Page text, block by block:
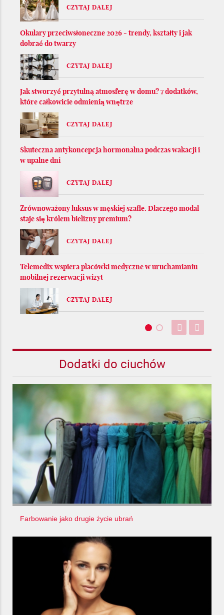
CZYTAJ DALEJ
Okulary przeciwsłoneczne 2026 - trendy, kształty i jak
dobrać do twarzy
CZYTAJ DALEJ
Jak stworzyć przytulną atmosferę w domu? 7 dodatków,
które całkowicie odmienią wnętrze
CZYTAJ DALEJ
Skuteczna antykoncepcja hormonalna podczas wakacji i
w upalne dni
CZYTAJ DALEJ
Zrównoważony luksus w męskiej szafie. Dlaczego modal
staje się królem bielizny premium?
CZYTAJ DALEJ
Telemedix wspiera placówki medyczne w uruchamianiu
mobilnej rezerwacji wizyt
CZYTAJ DALEJ
Dodatki do ciuchów
Farbowanie jako drugie życie ubrań